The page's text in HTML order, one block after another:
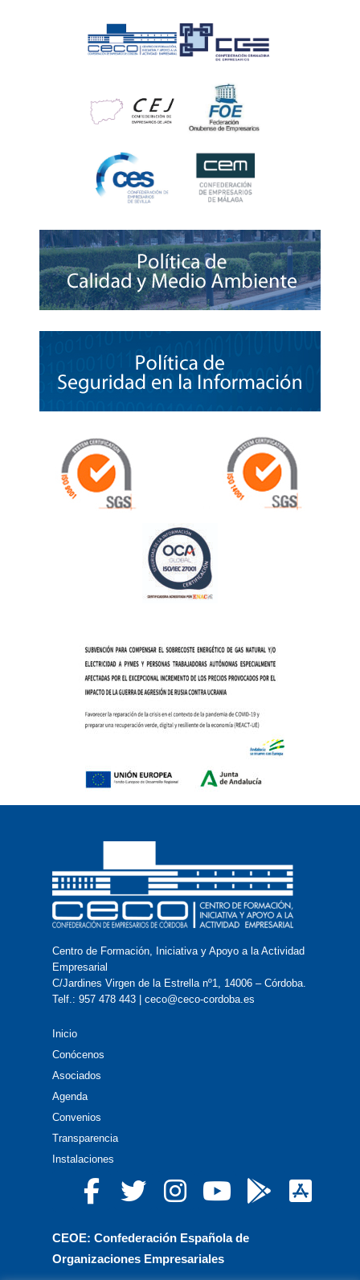
Centro de Formación, Iniciativa y Apoyo a la Actividad
Empresarial
C/Jardines Virgen de la Estrella nº1, 14006 – Córdoba.
Telf.: 957 478 443 | ceco@ceco-cordoba.es
Inicio
Conócenos
Asociados
Agenda
Convenios
Transparencia
Instalaciones
CEOE: Confederación Española de
Organizaciones Empresariales